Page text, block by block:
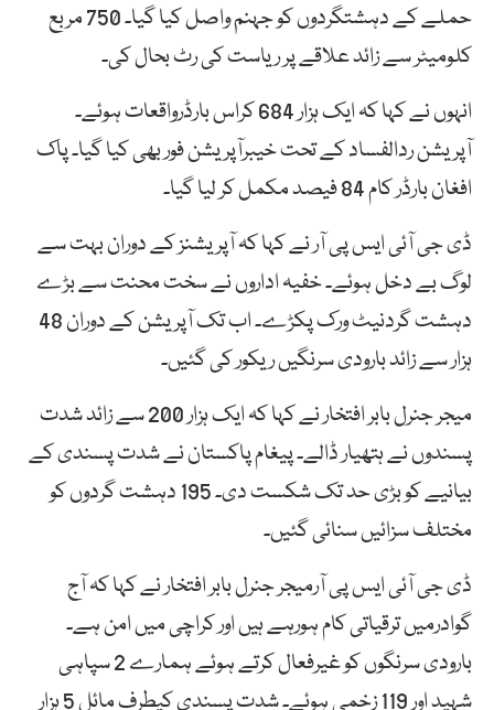
حملے کے دہشتگردوں کو جہنم واصل کیا گیا۔ 750 مربع
کلومیٹر سے زائد علاقے پر ریاست کی رٹ بحال کی۔
انہوں نے کہا کہ ایک ہزار 684 کراس بارڈرواقعات ہوئے۔
آپریشن ردالفساد کے تحت خیبرآپریشن فور بھی کیا گیا۔ پاک
افغان بارڈر کام 84 فیصد مکمل کر لیا گیا۔
ڈی جی آئی ایس پی آر نے کہا کہ آپریشنز کے دوران بہت سے
لوگ بے دخل ہوئے۔ خفیہ اداروں نے سخت محنت سے بڑے
دہشت گردنیٹ ورک پکڑے۔ اب تک آپریشن کے دوران 48
ہزار سے زائد بارودی سرنگیں ریکور کی گئیں۔
میجر جنرل بابر افتخار نے کہا کہ ایک ہزار 200 سے زائد شدت
پسندوں نے ہتھیار ڈالے۔ پیغام پاکستان نے شدت پسندی کے
بیانیے کو بڑی حد تک شکست دی۔ 195 دہشت گردوں کو
مختلف سزائیں سنائی گئیں۔
ڈی جی آئی ایس پی آرمیجر جنرل بابر افتخار نے کہا کہ آج
گوادرمیں ترقیاتی کام ہورہے ہیں اور کراچی میں امن ہے۔
بارودی سرنگوں کو غیرفعال کرتے ہوئے ہمارے 2 سپاہی
شہید اور 119 زخمی ہوئے۔ شدت پسندی کیطرف مائل 5 ہزار